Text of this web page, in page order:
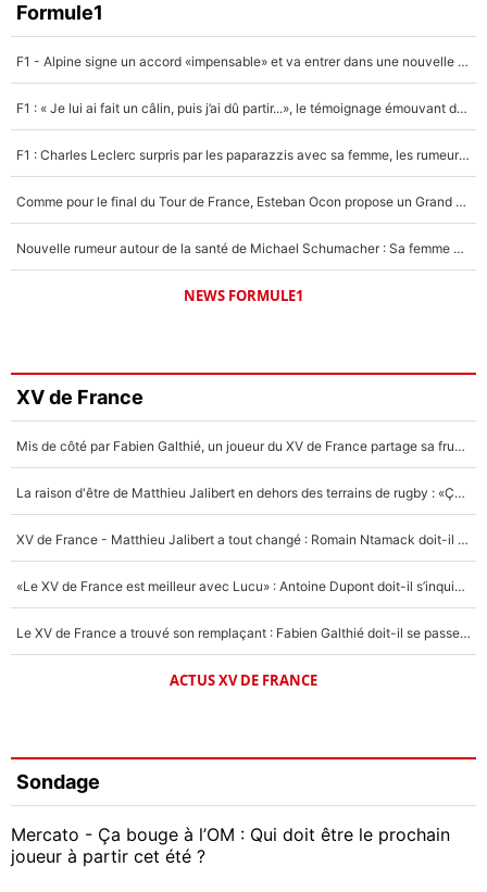
Formule1
F1 - Alpine signe un accord «impensable» et va entrer dans une nouvelle dimension : Grande nouvelle pour Pierre Gasly !
F1 : « Je lui ai fait un câlin, puis j’ai dû partir...», le témoignage émouvant de Max Verstappen sur sa fille
F1 : Charles Leclerc surpris par les paparazzis avec sa femme, les rumeurs étaient vraies !
Comme pour le final du Tour de France, Esteban Ocon propose un Grand Prix de Formule 1 à Paris : «Autour de l’Arc de Triomphe, ce serait génial» !
Nouvelle rumeur autour de la santé de Michael Schumacher : Sa femme Corinna sort du silence
NEWS FORMULE1
XV de France
Mis de côté par Fabien Galthié, un joueur du XV de France partage sa frustration : «ils ne me l’ont pas dit tout de suite»
La raison d'être de Matthieu Jalibert en dehors des terrains de rugby : «Ça m'atteint autant que si tu touches à un membre de ma famille»
XV de France - Matthieu Jalibert a tout changé : Romain Ntamack doit-il s’inquiéter pour sa place à un an de la Coupe du monde ?
«Le XV de France est meilleur avec Lucu» : Antoine Dupont doit-il s’inquiéter pour sa place ?
Le XV de France a trouvé son remplaçant : Fabien Galthié doit-il se passer d'Antoine Dupont ?
ACTUS XV DE FRANCE
Sondage
Mercato - Ça bouge à l’OM : Qui doit être le prochain
joueur à partir cet été ?